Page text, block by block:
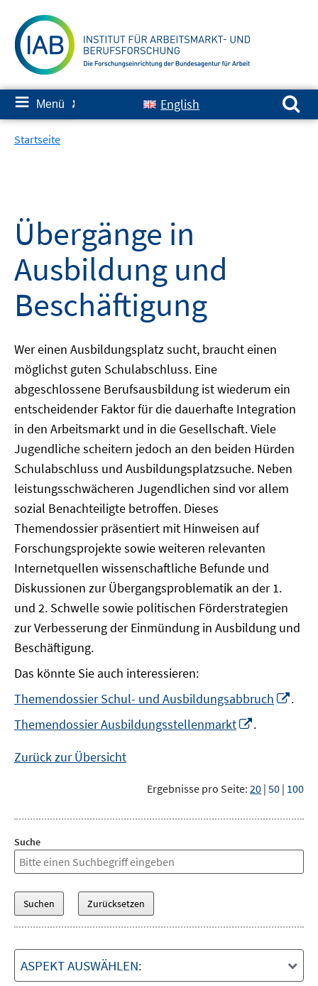
zum
Inhalt
≡ Menü ✘ English
Suchen nach:
Startseite
Übergänge in
Ausbildung und
Beschäftigung
Wer einen Ausbildungsplatz sucht, braucht einen
möglichst guten Schulabschluss. Eine
abgeschlossene Berufsausbildung ist wiederum ein
entscheidender Faktor für die dauerhafte Integration
in den Arbeitsmarkt und in die Gesellschaft. Viele
Jugendliche scheitern jedoch an den beiden Hürden
Schulabschluss und Ausbildungsplatzsuche. Neben
leistungsschwächeren Jugendlichen sind vor allem
sozial Benachteiligte betroffen. Dieses
Themendossier präsentiert mit Hinweisen auf
Forschungsprojekte sowie weiteren relevanten
Internetquellen wissenschaftliche Befunde und
Diskussionen zur Übergangsproblematik an der 1.
und 2. Schwelle sowie politischen Förderstrategien
zur Verbesserung der Einmündung in Ausbildung und
Beschäftigung.
Das könnte Sie auch interessieren:
Themendossier Schul- und Ausbildungsabbruch
.
Themendossier Ausbildungsstellenmarkt
.
Zurück zur Übersicht
Ergebnisse pro Seite: 20 | 50 | 100
Suche
ASPEKT AUSWÄHLEN: